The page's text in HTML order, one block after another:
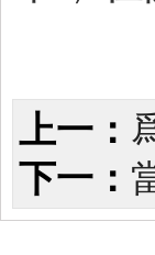
上一：
下一：